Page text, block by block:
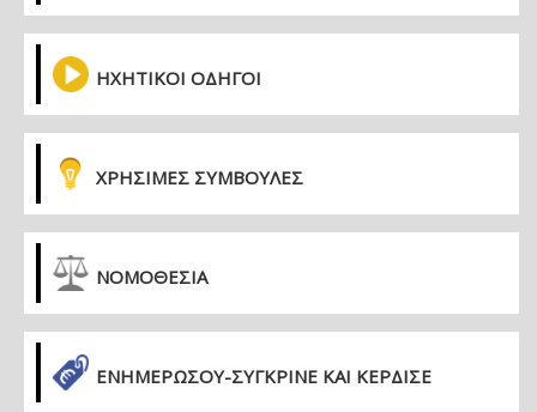
ΗΧΗΤΙΚΟΙ ΟΔΗΓΟΙ
ΧΡΗΣΙΜΕΣ ΣΥΜΒΟΥΛΕΣ
ΝΟΜΟΘΕΣΙΑ
ΕΝΗΜΕΡΏΣΟΥ-ΣΎΓΚΡΙΝΕ ΚΑΙ ΚΈΡΔΙΣΕ